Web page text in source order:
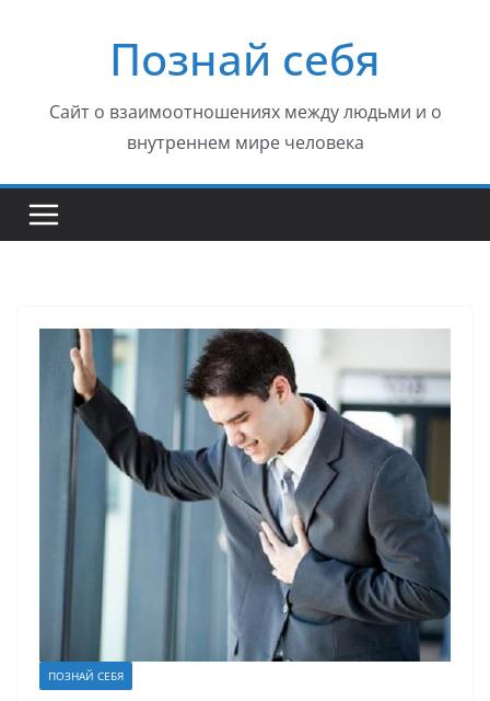
содержимомуПознай себя
Сайт о взаимоотношениях между людьми и о
внутреннем мире человека
ПОЗНАЙ СЕБЯ